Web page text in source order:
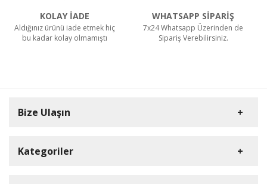
KOLAY İADE
Aldığınız ürünü iade etmek hiç
bu kadar kolay olmamıştı
WHATSAPP SİPARİŞ
7x24 Whatsapp Üzerinden de
Sipariş Verebilirsiniz.
Bize Ulaşın
Kategoriler